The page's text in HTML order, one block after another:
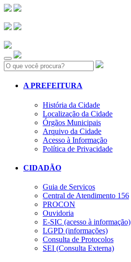
Search:
A PREFEITURA
História da Cidade
Localização da Cidade
Órgãos Municipais
Arquivo da Cidade
Acesso à Informação
Política de Privacidade
CIDADÃO
Guia de Serviços
Central de Atendimento 156
PROCON
Ouvidoria
E-SIC (acesso à informação)
LGPD (informações)
Consulta de Protocolos
SEI (Consulta Externa)